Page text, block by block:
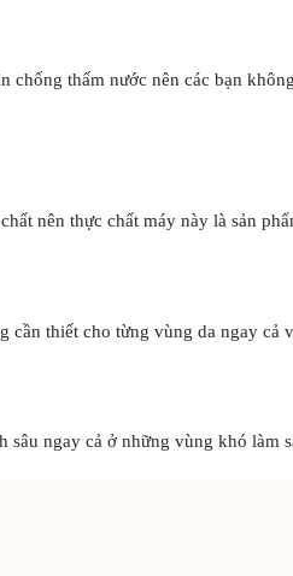
chống thấm nước nên các bạn
nên thực chất máy này là sản
thiết cho từng vùng da ngay cả
ngay cả ở những vùng khó làm